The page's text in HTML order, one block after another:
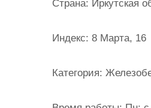
Страна: Иркутская
Индекс: 8 Марта, 16
Категория: